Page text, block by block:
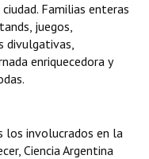
Familias enteras
juegos,
divulgativas,
enriquecedora y
los involucrados en la
Ciencia Argentina